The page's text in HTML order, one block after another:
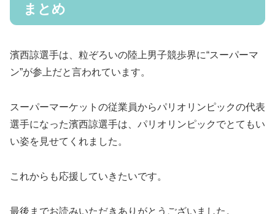
まとめ
濱西諒選手は、粒ぞろいの陸上男子競歩界に“スーパーマ
ン”が参上だと言われています。
スーパーマーケットの従業員からパリオリンピックの代表
選手になった濱西諒選手は、パリオリンピックでとてもい
い姿を見せてくれました。
これからも応援していきたいです。
最後までお読みいただきありがとうございました。